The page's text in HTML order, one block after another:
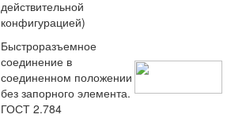
действительной
конфигурацией)
Быстроразъемное
соединение в
соединенном положении
без запорного элемента.
ГОСТ 2.784